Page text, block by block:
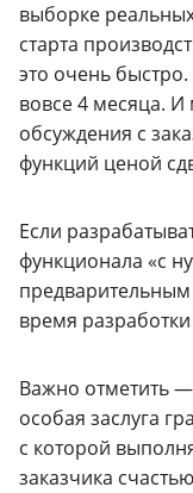
выборке
старта
это очень
вовсе 4 месяца.
обсуждения с
функций ценой
Если
функционала «с
время
Важно отметить —
особая заслуга
с которой
заказчика